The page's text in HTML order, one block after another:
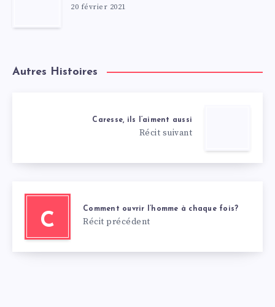
20 février 2021
Autres Histoires
Caresse, ils l’aiment aussi
Récit suivant
C
Comment ouvrir l’homme à chaque fois?
Récit précédent